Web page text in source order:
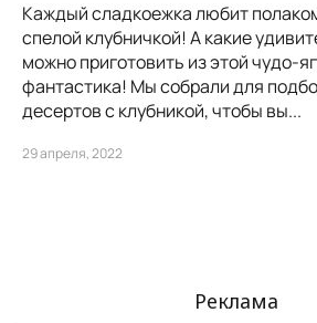
Каждый сладкоежка любит
спелой клубничкой! А какие
можно приготовить из этой чудо-
фантастика! Мы собрали для
десертов с клубникой, чтобы вы...
29 апреля, 2022
Реклама